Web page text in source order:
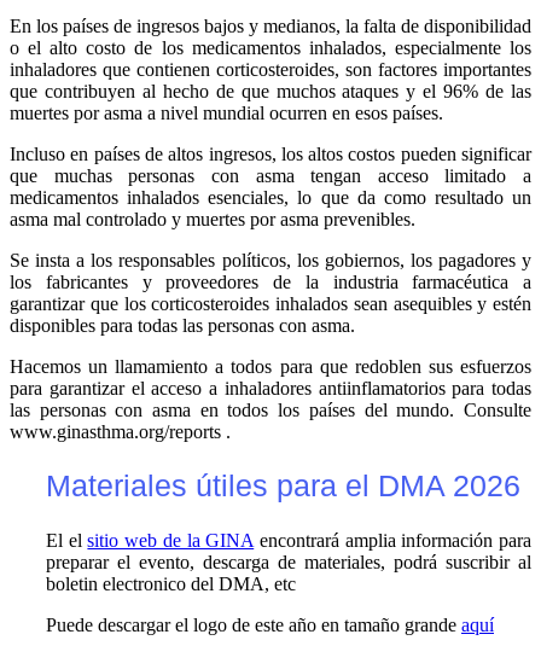
En los países de ingresos bajos y medianos, la falta de disponibilidad
o el alto costo de los medicamentos inhalados, especialmente los
inhaladores que contienen corticosteroides, son factores importantes
que contribuyen al hecho de que muchos ataques y el 96% de las
muertes por asma a nivel mundial ocurren en esos países.
Incluso en países de altos ingresos, los altos costos pueden significar
que muchas personas con asma tengan acceso limitado a
medicamentos inhalados esenciales, lo que da como resultado un
asma mal controlado y muertes por asma prevenibles.
Se insta a los responsables políticos, los gobiernos, los pagadores y
los fabricantes y proveedores de la industria farmacéutica a
garantizar que los corticosteroides inhalados sean asequibles y estén
disponibles para todas las personas con asma.
Hacemos un llamamiento a todos para que redoblen sus esfuerzos
para garantizar el acceso a inhaladores antiinflamatorios para todas
las personas con asma en todos los países del mundo. Consulte
www.ginasthma.org/reports .
Materiales útiles para el DMA 2026
El elsitio web de la GINA encontrará amplia información para
preparar el evento, descarga de materiales, podrá suscribir al
boletin electronico del DMA, etc
Puede descargar el logo de este año en tamaño grande aquí